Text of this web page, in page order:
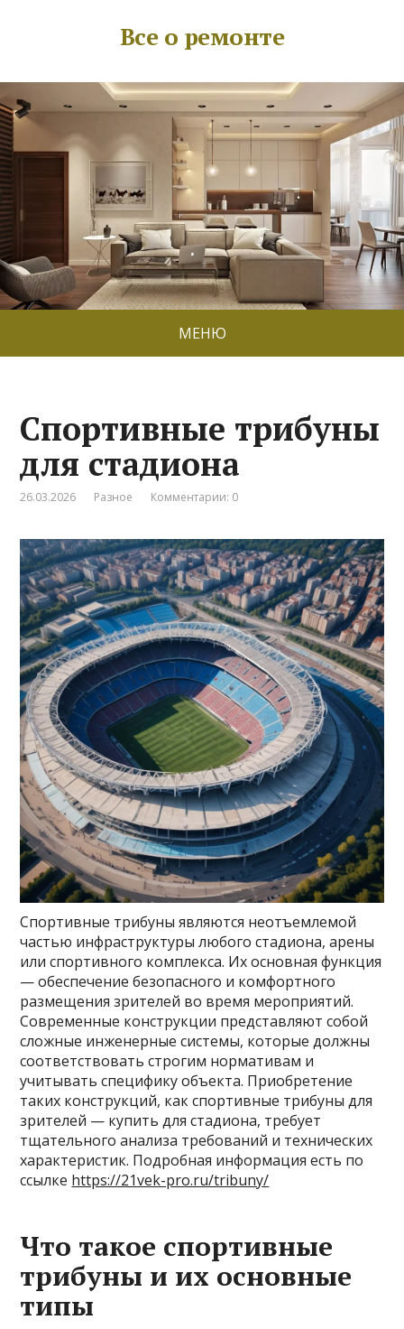
Все о ремонте
МЕНЮ
Спортивные трибуны
для стадиона
26.03.2026 Разное Комментарии: 0
Спортивные трибуны являются неотъемлемой
частью инфраструктуры любого стадиона, арены
или спортивного комплекса. Их основная функция
— обеспечение безопасного и комфортного
размещения зрителей во время мероприятий.
Современные конструкции представляют собой
сложные инженерные системы, которые должны
соответствовать строгим нормативам и
учитывать специфику объекта. Приобретение
таких конструкций, как спортивные трибуны для
зрителей — купить для стадиона, требует
тщательного анализа требований и технических
характеристик. Подробная информация есть по
ссылке https://21vek-pro.ru/tribuny/
Что такое спортивные
трибуны и их основные
типы